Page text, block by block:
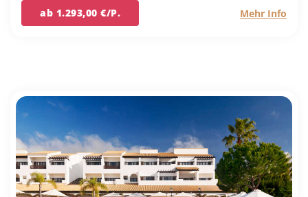
ab 1.293,00 €/P. Mehr Info